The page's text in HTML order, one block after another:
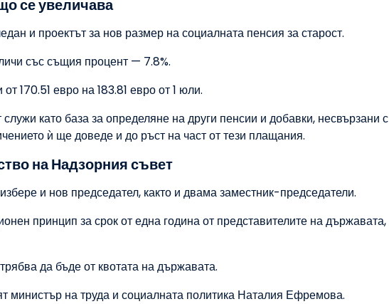
се увеличава
и проектът за нов размер на социалната пенсия за старост.
със същия процент — 7.8%.
170.51 евро на 183.81 евро от 1 юли.
като база за определяне на други пенсии и добавки, несвързани с
ѝ ще доведе и до ръст на част от тези плащания.
на Надзорния съвет
и нов председател, както и двама заместник-председатели.
принцип за срок от една година от представителите на държавата,
да бъде от квотата на държавата.
министър на труда и социалната политика Наталия Ефремова.